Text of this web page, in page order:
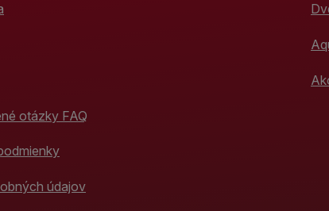
otázky FAQ
údajov